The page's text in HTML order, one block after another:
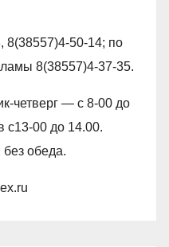
8(38557)4-50-14; по
8(38557)4-37-35.
четверг — с 8-00 до
00 до 14.00.
обеда.